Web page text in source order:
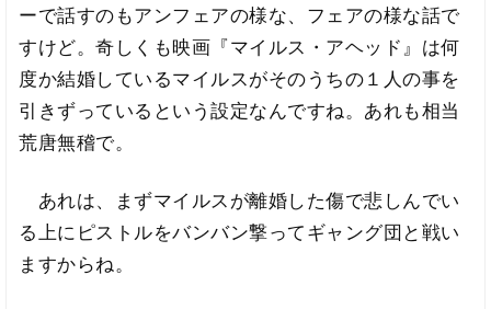
ーで話すのもアンフェアの様な、フェアの様な話で
すけど。奇しくも映画『マイルス・アヘッド』は何
度か結婚しているマイルスがそのうちの１人の事を
引きずっているという設定なんですね。あれも相当
荒唐無稽で。
あれは、まずマイルスが離婚した傷で悲しんでい
る上にピストルをバンバン撃ってギャング団と戦い
ますからね。